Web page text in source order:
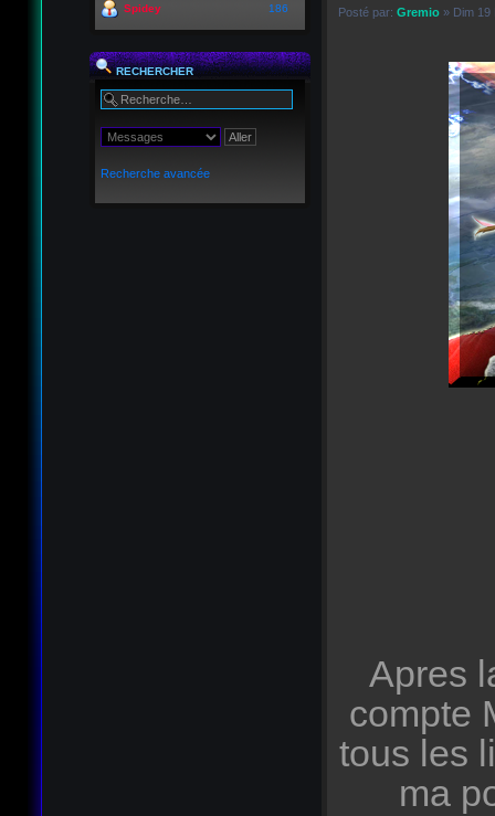
Spidey
186
RECHERCHER
Recherche avancée
Posté par: Gremio» Dim 19
Apres
compte
tous les
ma